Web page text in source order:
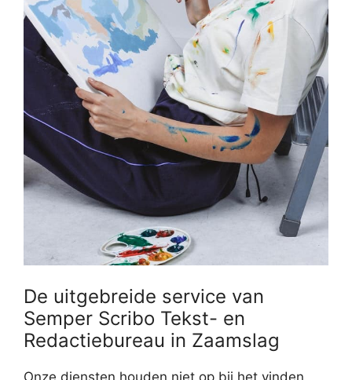
De uitgebreide service van
Semper Scribo Tekst- en
Redactiebureau in Zaamslag
Onze diensten houden niet op bij het vinden